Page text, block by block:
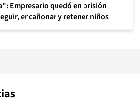
Empresario quedó en prisión
encañonar y retener niños